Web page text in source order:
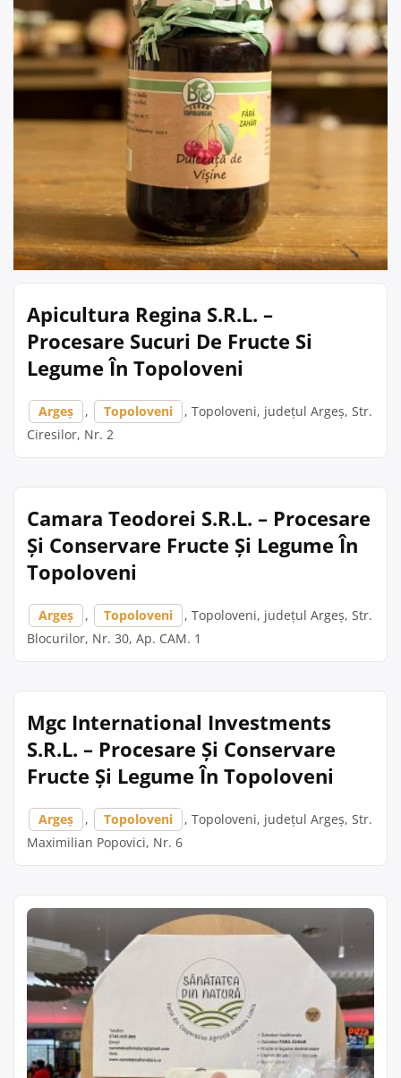
Apicultura Regina S.R.L. –
Procesare Sucuri De Fructe Si
Legume În Topoloveni
Argeș , Topoloveni
, Topoloveni, județul Argeș, Str.
Ciresilor, Nr. 2
Camara Teodorei S.R.L. – Procesare
Și Conservare Fructe Și Legume În
Topoloveni
Argeș , Topoloveni
, Topoloveni, județul Argeș, Str.
Blocurilor, Nr. 30, Ap. CAM. 1
Mgc International Investments
S.R.L. – Procesare Și Conservare
Fructe Și Legume În Topoloveni
Argeș , Topoloveni
, Topoloveni, județul Argeș, Str.
Maximilian Popovici, Nr. 6